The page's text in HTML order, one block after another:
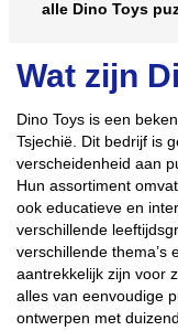
alle Dino Toys
Wat zijn
Dino Toys is een
Tsjechië. Dit bedrijf is
verscheidenheid aan
Hun assortiment
ook educatieve en
verschillende
verschillende thema’s
aantrekkelijk zijn voor
alles van eenvoudige
ontwerpen met